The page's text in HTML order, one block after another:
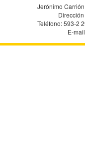
Jerónimo
Teléfono: 593-2
E-